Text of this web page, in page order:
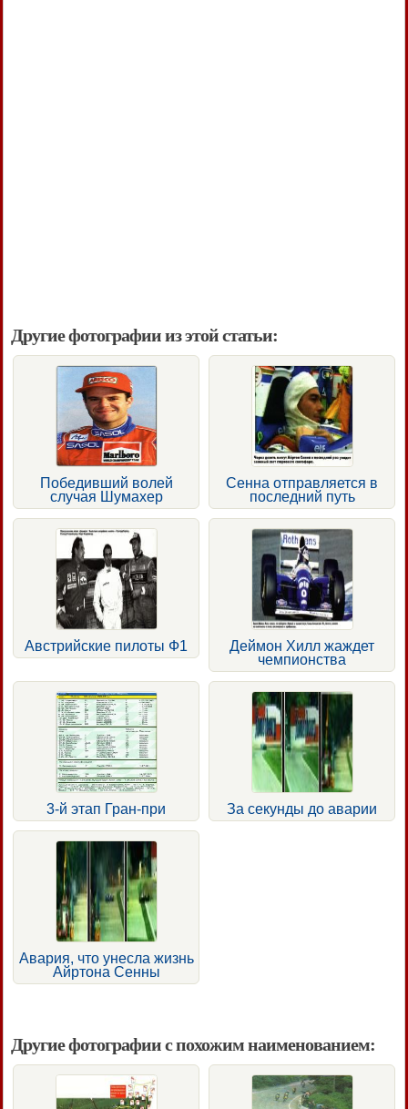
Другие фотографии из этой статьи:
Победивший волей
случая Шумахер
Сенна отправляется в
последний путь
Австрийские пилоты Ф1
Деймон Хилл жаждет
чемпионства
3-й этап Гран-при За секунды до аварии
Авария, что унесла жизнь
Айртона Сенны
Другие фотографии с похожим наименованием: